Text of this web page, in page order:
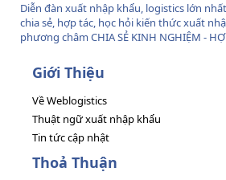
Diễn đàn xuất nhập khẩu, logistics lớn
chia sẻ, hợp tác, học hỏi kiến thức xuất
phương châm CHIA SẺ KINH NGHIỆM -
Giới Thiệu
Về Weblogistics
Thuật ngữ xuất nhập khẩu
Tin tức cập nhật
Thoả Thuận